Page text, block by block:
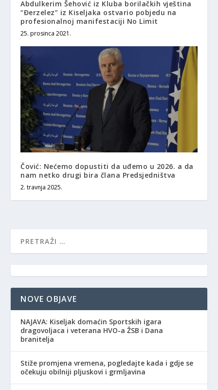
Abdulkerim Šehović iz Kluba borilačkih vještina
“Đerzelez” iz Kiseljaka ostvario pobjedu na
profesionalnoj manifestaciji No Limit
25. prosinca 2021.
Čović: Nećemo dopustiti da uđemo u 2026. a da
nam netko drugi bira člana Predsjedništva
2. travnja 2025.
NOVE OBJAVE
NAJAVA: Kiseljak domaćin Sportskih igara
dragovoljaca i veterana HVO-a ŽSB i Dana
branitelja
Stiže promjena vremena, pogledajte kada i gdje se
očekuju obilniji pljuskovi i grmljavina